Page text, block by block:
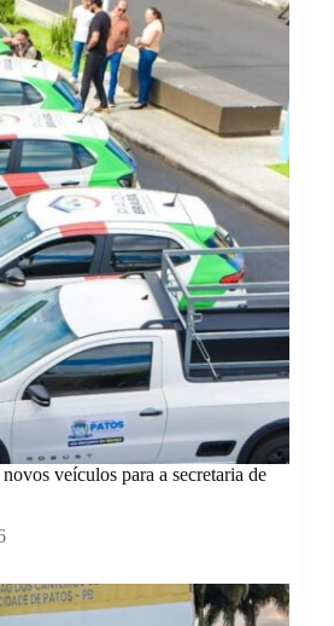
veículos para a secretaria de